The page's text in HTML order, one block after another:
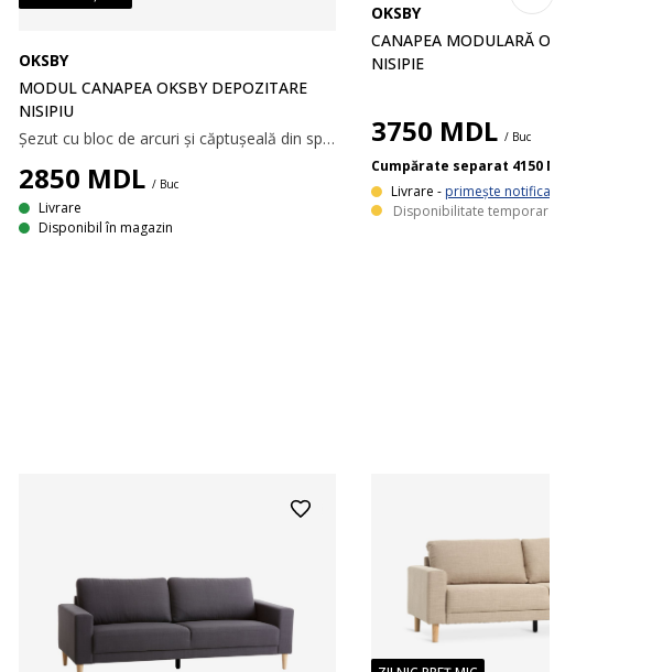
OKSBY
MODUL CANAPEA OKSBY DEPOZITARE
NISIPIU
Șezut cu bloc de arcuri și căptușeală din spumă. Cu compartiment de depozitare. Modul central pentru o canapea modulară. 65x81x78 cm
2850 MDL / Buc
Livrare
Disponibil în magazin
OKSBY
CANAPEA MODULARĂ OKSBY 1 LOC
NISIPIE
3750 MDL / Buc
Cumpărate separat 4150 MDL
Livrare - primește notificare
Disponibilitate temporar epuizată.